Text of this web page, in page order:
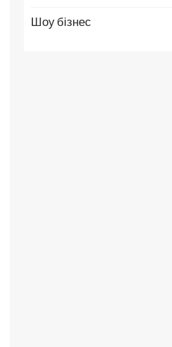
Шоу бізнес